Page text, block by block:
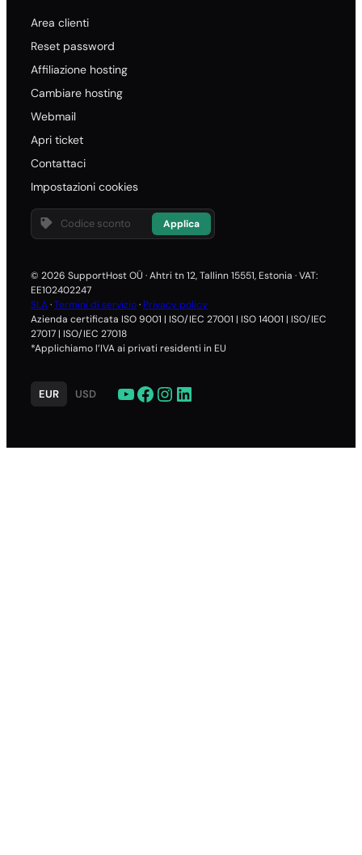
Area clienti
Reset password
Affiliazione hosting
Cambiare hosting
Webmail
Apri ticket
Contattaci
Impostazioni cookies
Applica
© 2026 SupportHost OÜ · Ahtri tn 12, Tallinn 15551, Estonia · VAT:
EE102402247
SLA·Termini di servizio· Privacy policy
Azienda certificata ISO 9001 | ISO/IEC 27001 | ISO 14001 | ISO/IEC
27017 | ISO/IEC 27018
*Applichiamo l’IVA ai privati residenti in EU
EUR USD YouTube
Facebook
Instagram
LinkedIn